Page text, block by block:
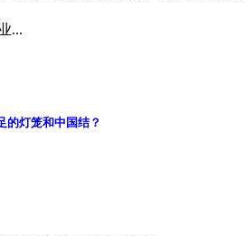
...
的灯笼和中国结？